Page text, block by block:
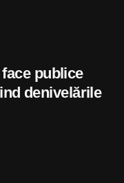
publice
denivelările